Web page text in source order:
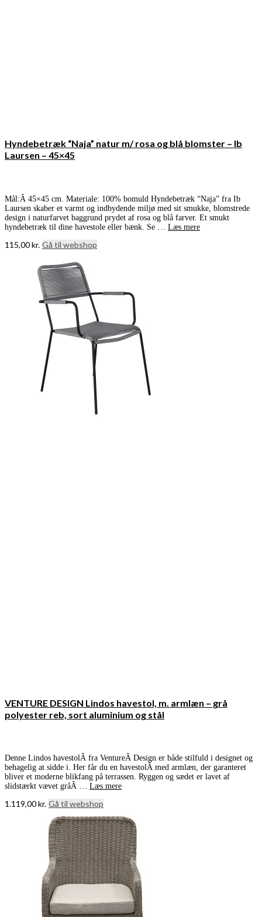
Hyndebetræk “Naja” natur m/ rosa og blå blomster – Ib
Laursen – 45×45
Mål:Â 45×45 cm. Materiale: 100% bomuld Hyndebetræk “Naja” fra Ib
Laursen skaber et varmt og indbydende miljø med sit smukke, blomstrede
design i naturfarvet baggrund prydet af rosa og blå farver. Et smukt
hyndebetræk til dine havestole eller bænk. Se … Læs mere
115,00kr. Gå til webshop
VENTURE DESIGN Lindos havestol, m. armlæn – grå
polyester reb, sort aluminium og stål
Denne Lindos havestolÂ fra VentureÂ Design er både stilfuld i designet og
behagelig at sidde i. Her får du en havestolÂ med armlæn, der garanteret
bliver et moderne blikfang på terrassen. Ryggen og sædet er lavet af
slidstærkt vævet gråÂ … Læs mere
1.119,00kr. Gå til webshop